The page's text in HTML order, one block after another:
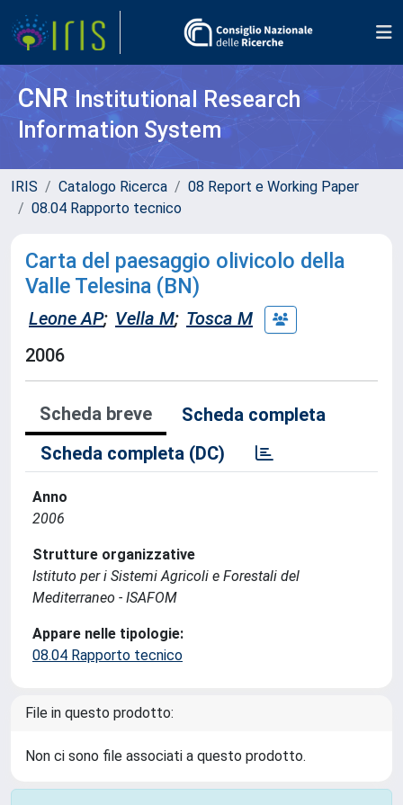
CNR Institutional Research
Information System
IRIS Catalogo Ricerca
08 Report e Working Paper
08.04 Rapporto tecnico
Carta del paesaggio olivicolo della
Valle Telesina (BN)
Leone AP; Vella M; Tosca M
2006
Scheda breve
Scheda completa
Scheda completa (DC)
Anno
2006
Strutture organizzative
Istituto per i Sistemi Agricoli e Forestali del
Mediterraneo - ISAFOM
Appare nelle tipologie:
08.04 Rapporto tecnico
File in questo prodotto:
Non ci sono file associati a questo prodotto.